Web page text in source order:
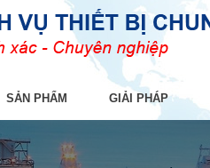
SẢN PHẨM GIẢI PHÁP